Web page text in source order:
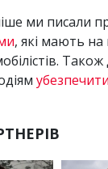
ми писали
, які мають
Також
убезпечити